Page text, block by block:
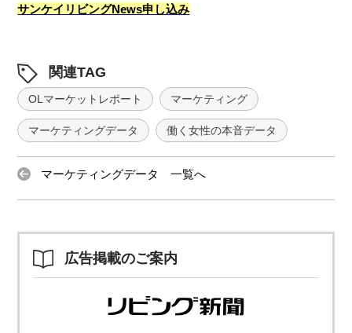
サンケイリビングNews申し込み
関連TAG
OLマーケットレポート マーケティング
マーケティングデータ 働く女性の本音データ
マーケティングデータ 一覧へ
広告掲載のご案内